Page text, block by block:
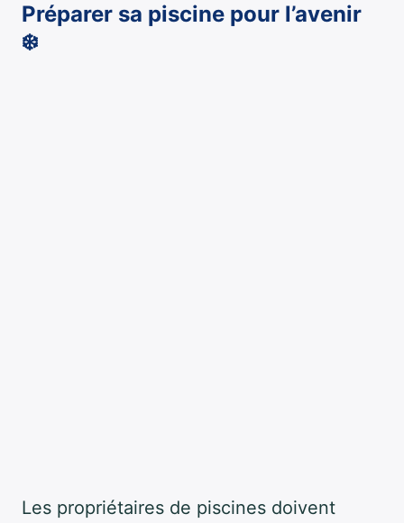
Préparer sa piscine pour l’avenir
❄️
Les propriétaires de piscines doivent